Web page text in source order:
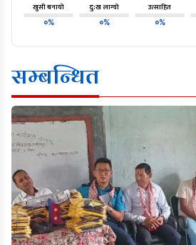
खुसी बनायो
०%
दु:ख लाग्यो
०%
उत्साहित
०%
सम्बन्धित